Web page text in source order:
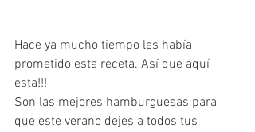
Hace ya mucho tiempo les había
prometido esta receta. Así que aquí
esta!!!
Son las mejores hamburguesas para
que este verano dejes a todos tus